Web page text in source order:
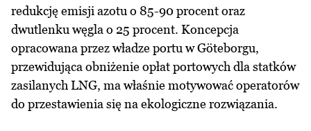
redukcję emisji azotu o 85-90 procent oraz
dwutlenku węgla o 25 procent. Koncepcja
opracowana przez władze portu w Göteborgu,
przewidująca obniżenie opłat portowych dla statków
zasilanych LNG, ma właśnie motywować operatorów
do przestawienia się na ekologiczne rozwiązania.